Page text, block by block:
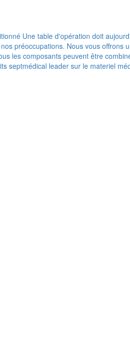
Une table d'opération doit
préoccupations. Nous vous
les composants peuvent être
septmédical leader sur le materiel